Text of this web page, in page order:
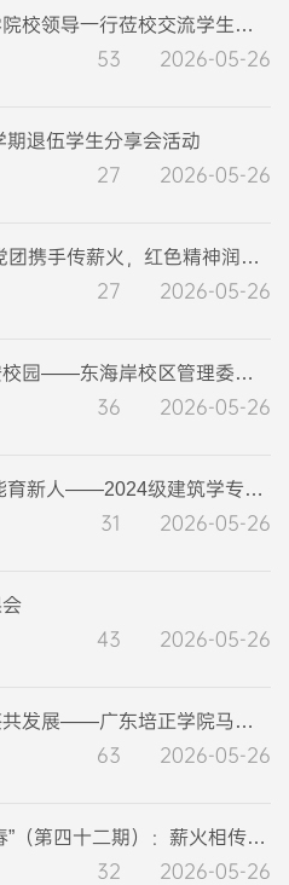
广东水利电力职业技术学院校领导一行莅校交流学生工作
53 2026-05-26
退伍学生分享会活动
27 2026-05-26
工学院、敬一书院开展“党团携手传薪火，红色精神润童心”（第3期）主题宣讲活动
27 2026-05-26
筑牢安全防线，守护平安校园——东海岸校区管理委员会、明德书院开展2026年防灾减灾安全教育活动
36 2026-05-26
党建领航强根基 实践赋能育新人——2024级建筑学专业开展沉浸式实践教学活动
31 2026-05-26
43 2026-05-26
校际交流促共建互学互鉴共发展——广东培正学院马克思主义学院莅校开展交流
63 2026-05-26
工学院开展“党旗下的青春”（第四十二期）：薪火相传，匠心筑梦活动
32 2026-05-26